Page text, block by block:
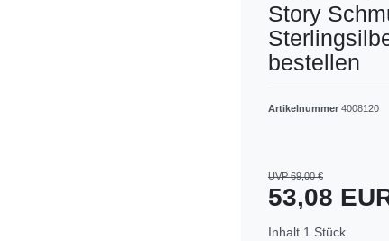
Story
bestellen
Artikelnummer 4008120
UVP 69,00 €
53,08
Inhalt 1 Stück